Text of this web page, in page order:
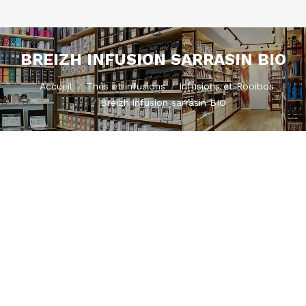
BREIZH INFUSION SARRASIN BIO
Vous êtes ici :
Accueil Thés et infusions
Infusions et Rooibos
Breizh infusion sarrasin BIO